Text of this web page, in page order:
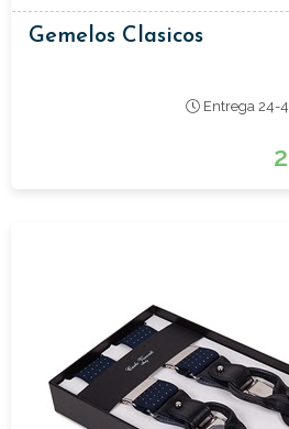
Gemelos Clasicos
Entrega 24-